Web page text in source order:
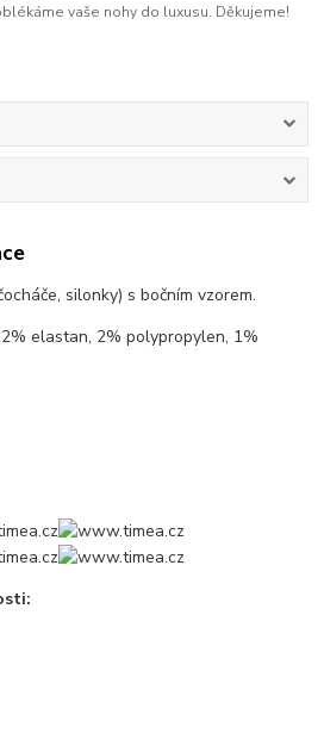
vaše nohy do luxusu. Děkujeme!
silonky) s bočním vzorem.
elastan, 2% polypropylen, 1%